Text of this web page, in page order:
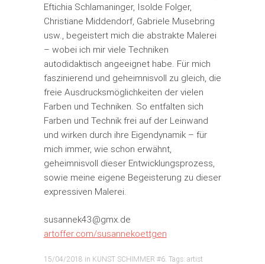
Eftichia Schlamaninger, Isolde Folger,
Christiane Middendorf, Gabriele Musebring
usw., begeistert mich die abstrakte Malerei
– wobei ich mir viele Techniken
autodidaktisch angeeignet habe. Für mich
faszinierend und geheimnisvoll zu gleich, die
freie Ausdrucksmöglichkeiten der vielen
Farben und Techniken. So entfalten sich
Farben und Technik frei auf der Leinwand
und wirken durch ihre Eigendynamik – für
mich immer, wie schon erwähnt,
geheimnisvoll dieser Entwicklungsprozess,
sowie meine eigene Begeisterung zu dieser
expressiven Malerei.
susannek43@gmx.de
artoffer.com/susannekoettgen
15/04/2018 in KUNST SCHIMMER #6. Tags: artist